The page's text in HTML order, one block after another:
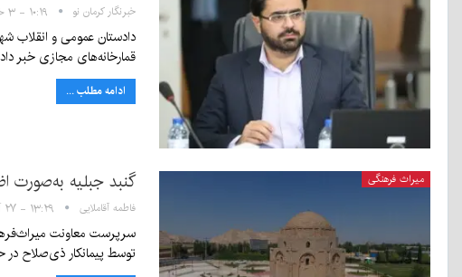
خبرنگار کرمان نو ۱۰:۱۹ - ۳ خرداد ۱۴۰۵
دادستان عمومی و انقلاب
قمارخانه‌های مجازی خبر
ادامه مطلب ...
میراث فرهنگی گنبد جبلیه
فاطمه آقاملایی ۱۳:۲۹ - ۲۷ آبان ۱۴۰۴
سرپرست معاونت
توسط پیمانکار ذی‌صلاح